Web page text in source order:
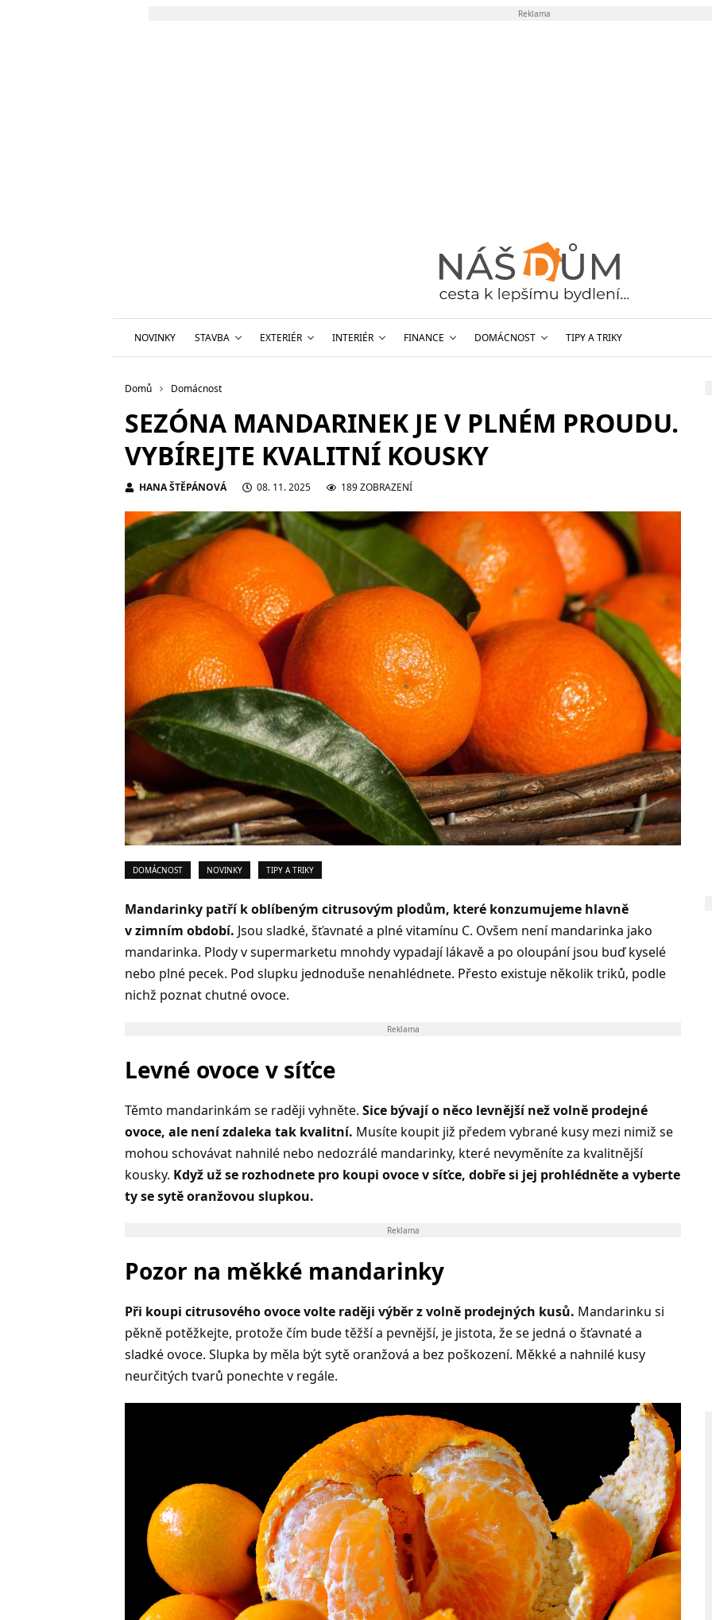
Reklama
NOVINKY STAVBA EXTERIÉR INTERIÉR FINANCE DOMÁCNOST TIPY A TRIKY
Domů Domácnost
SEZÓNA MANDARINEK JE V PLNÉM PROUDU.
VYBÍREJTE KVALITNÍ KOUSKY
HANA ŠTĚPÁNOVÁ 08. 11. 2025 189 ZOBRAZENÍ
DOMÁCNOST NOVINKY TIPY A TRIKY
Mandarinky patří k oblíbeným citrusovým plodům, které konzumujeme hlavně
v zimním období. Jsou sladké, šťavnaté a plné vitamínu C. Ovšem není mandarinka jako
mandarinka. Plody v supermarketu mnohdy vypadají lákavě a po oloupání jsou buď kyselé
nebo plné pecek. Pod slupku jednoduše nenahlédnete. Přesto existuje několik triků, podle
nichž poznat chutné ovoce.
Reklama
Levné ovoce v síťce
Těmto mandarinkám se raději vyhněte. Sice bývají o něco levnější než volně prodejné
ovoce, ale není zdaleka tak kvalitní. Musíte koupit již předem vybrané kusy mezi nimiž se
mohou schovávat nahnilé nebo nedozrálé mandarinky, které nevyměníte za kvalitnější
kousky. Když už se rozhodnete pro koupi ovoce v síťce, dobře si jej prohlédněte a vyberte
ty se sytě oranžovou slupkou.
Reklama
Pozor na měkké mandarinky
Při koupi citrusového ovoce volte raději výběr z volně prodejných kusů. Mandarinku si
pěkně potěžkejte, protože čím bude těžší a pevnější, je jistota, že se jedná o šťavnaté a
sladké ovoce. Slupka by měla být sytě oranžová a bez poškození. Měkké a nahnilé kusy
neurčitých tvarů ponechte v regále.